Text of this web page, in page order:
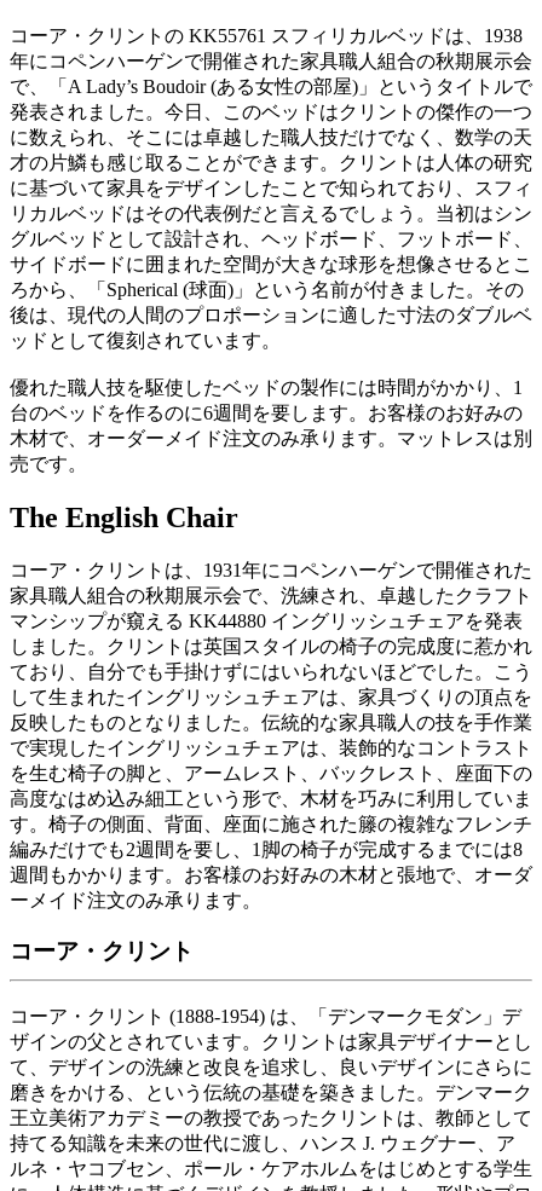
コーア・クリントの KK55761 スフィリカルベッドは、1938
年にコペンハーゲンで開催された家具職人組合の秋期展示会
で、「A Lady’s Boudoir (ある女性の部屋)」というタイトルで
発表されました。今日、このベッドはクリントの傑作の一つ
に数えられ、そこには卓越した職人技だけでなく、数学の天
才の片鱗も感じ取ることができます。クリントは人体の研究
に基づいて家具をデザインしたことで知られており、スフィ
リカルベッドはその代表例だと言えるでしょう。当初はシン
グルベッドとして設計され、ヘッドボード、フットボード、
サイドボードに囲まれた空間が大きな球形を想像させるとこ
ろから、「Spherical (球面)」という名前が付きました。その
後は、現代の人間のプロポーションに適した寸法のダブルベ
ッドとして復刻されています。
優れた職人技を駆使したベッドの製作には時間がかかり、1
台のベッドを作るのに6週間を要します。お客様のお好みの
木材で、オーダーメイド注文のみ承ります。マットレスは別
売です。
The English Chair
コーア・クリントは、1931年にコペンハーゲンで開催された
家具職人組合の秋期展示会で、洗練され、卓越したクラフト
マンシップが窺える KK44880 イングリッシュチェアを発表
しました。クリントは英国スタイルの椅子の完成度に惹かれ
ており、自分でも手掛けずにはいられないほどでした。こう
して生まれたイングリッシュチェアは、家具づくりの頂点を
反映したものとなりました。伝統的な家具職人の技を手作業
で実現したイングリッシュチェアは、装飾的なコントラスト
を生む椅子の脚と、アームレスト、バックレスト、座面下の
高度なはめ込み細工という形で、木材を巧みに利用していま
す。椅子の側面、背面、座面に施された籐の複雑なフレンチ
編みだけでも2週間を要し、1脚の椅子が完成するまでには8
週間もかかります。お客様のお好みの木材と張地で、オーダ
ーメイド注文のみ承ります。
コーア・クリント
コーア・クリント (1888-1954) は、「デンマークモダン」デ
ザインの父とされています。クリントは家具デザイナーとし
て、デザインの洗練と改良を追求し、良いデザインにさらに
磨きをかける、という伝統の基礎を築きました。デンマーク
王立美術アカデミーの教授であったクリントは、教師として
持てる知識を未来の世代に渡し、ハンス J. ウェグナー、ア
ルネ・ヤコブセン、ポール・ケアホルムをはじめとする学生